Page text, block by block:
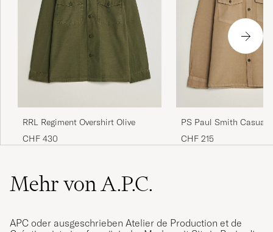
RRL Regiment Overshirt Olive
CHF 430
PS Paul Smith Casual
Overshirt Beige
CHF 215
Mehr von A.P.C.
APC oder ausgeschrieben Atelier de Production et de